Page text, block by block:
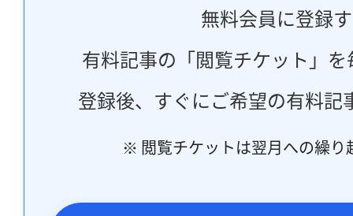
無料会員に登録
有料記事の「閲覧チケット」
登録後、すぐにご希望の有料記
※ 閲覧チケットは翌月への繰り